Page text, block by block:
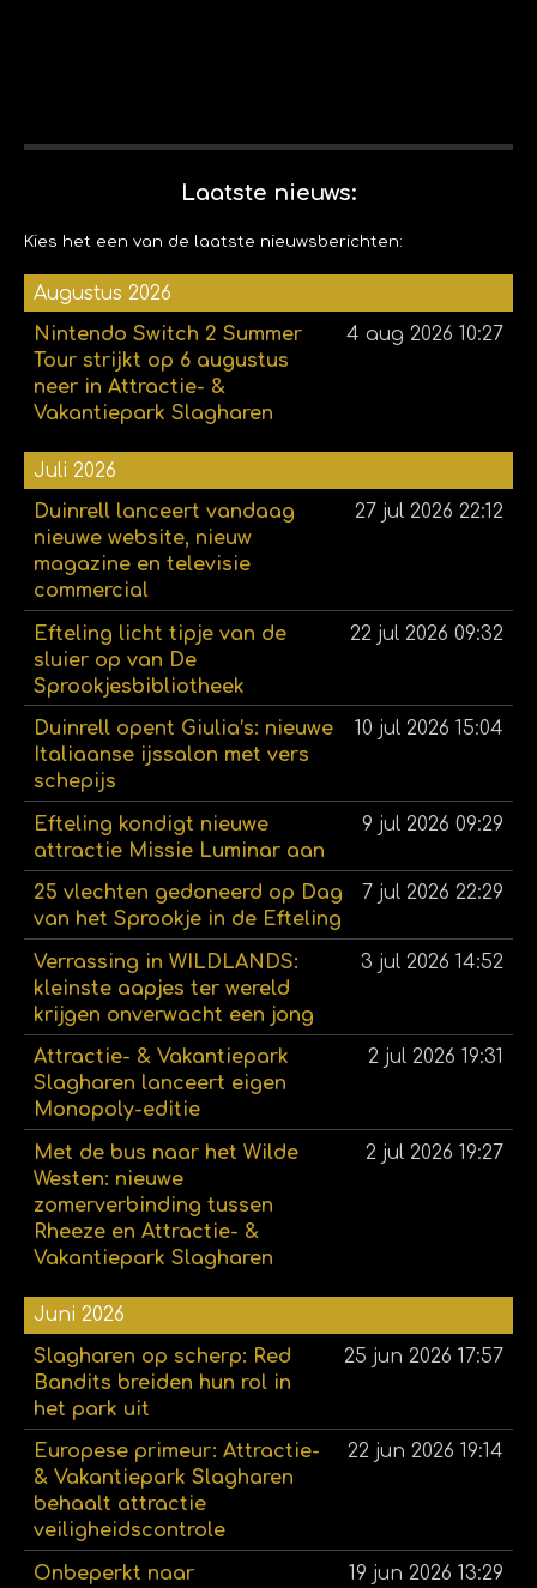
Laatste nieuws:
Kies het een van de laatste nieuwsberichten:
Augustus 2026
Nintendo Switch 2 Summer
Tour strijkt op 6 augustus
neer in Attractie- &
Vakantiepark Slagharen
4 aug 2026 10:27
Juli 2026
Duinrell lanceert vandaag
nieuwe website, nieuw
magazine en televisie
commercial
27 jul 2026 22:12
Efteling licht tipje van de
sluier op van De
Sprookjesbibliotheek
22 jul 2026 09:32
Duinrell opent Giulia’s: nieuwe
Italiaanse ijssalon met vers
schepijs
10 jul 2026 15:04
Efteling kondigt nieuwe
attractie Missie Luminar aan
9 jul 2026 09:29
25 vlechten gedoneerd op Dag
van het Sprookje in de Efteling
7 jul 2026 22:29
Verrassing in WILDLANDS:
kleinste aapjes ter wereld
krijgen onverwacht een jong
3 jul 2026 14:52
Attractie- & Vakantiepark
Slagharen lanceert eigen
Monopoly-editie
2 jul 2026 19:31
Met de bus naar het Wilde
Westen: nieuwe
zomerverbinding tussen
Rheeze en Attractie- &
Vakantiepark Slagharen
2 jul 2026 19:27
Juni 2026
Slagharen op scherp: Red
Bandits breiden hun rol in
het park uit
25 jun 2026 17:57
Europese primeur: Attractie-
& Vakantiepark Slagharen
behaalt attractie
veiligheidscontrole
22 jun 2026 19:14
Onbeperkt naar
19 jun 2026 13:29